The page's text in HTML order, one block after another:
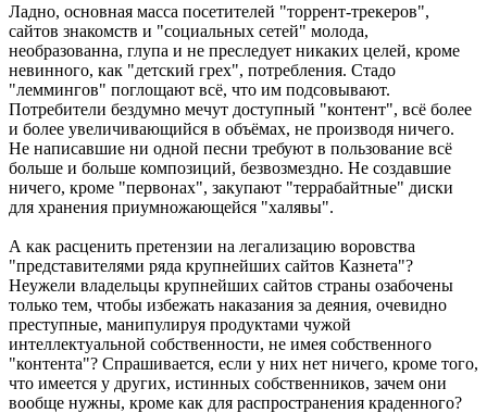
Ладно, основная масса посетителей "торрент-трекеров",
сайтов знакомств и "социальных сетей" молода,
необразованна, глупа и не преследует никаких целей, кроме
невинного, как "детский грех", потребления. Стадо
"леммингов" поглощают всё, что им подсовывают.
Потребители бездумно мечут доступный "контент", всё более
и более увеличивающийся в объёмах, не производя ничего.
Не написавшие ни одной песни требуют в пользование всё
больше и больше композиций, безвозмездно. Не создавшие
ничего, кроме "первонах", закупают "террабайтные" диски
для хранения приумножающейся "халявы".
А как расценить претензии на легализацию воровства
"представителями ряда крупнейших сайтов Казнета"?
Неужели владельцы крупнейших сайтов страны озабочены
только тем, чтобы избежать наказания за деяния, очевидно
преступные, манипулируя продуктами чужой
интеллектуальной собственности, не имея собственного
"контента"? Спрашивается, если у них нет ничего, кроме того,
что имеется у других, истинных собственников, зачем они
вообще нужны, кроме как для распространения краденного?